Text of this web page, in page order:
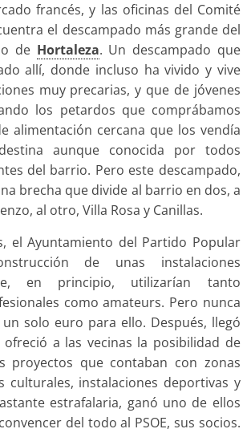
francés, y las oficinas del Comité
el descampado más grande del
de Hortaleza. Un descampado que
allí, donde incluso ha vivido y vive
muy precarias, y que de jóvenes
los petardos que comprábamos
alimentación cercana que los vendía
aunque conocida por todos
del barrio. Pero este descampado,
brecha que divide al barrio en dos, a
al otro, Villa Rosa y Canillas.
el Ayuntamiento del Partido Popular
de unas instalaciones
en principio, utilizarían tanto
como amateurs. Pero nunca
solo euro para ello. Después, llegó
a las vecinas la posibilidad de
proyectos que contaban con zonas
culturales, instalaciones deportivas y
estrafalaria, ganó uno de ellos
del todo al PSOE, sus socios.